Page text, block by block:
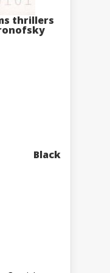
thrillers
Black